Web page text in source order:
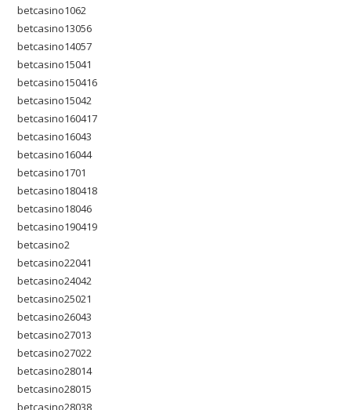
betcasino1062
betcasino13056
betcasino14057
betcasino15041
betcasino150416
betcasino15042
betcasino160417
betcasino16043
betcasino16044
betcasino1701
betcasino180418
betcasino18046
betcasino190419
betcasino2
betcasino22041
betcasino24042
betcasino25021
betcasino26043
betcasino27013
betcasino27022
betcasino28014
betcasino28015
betcasino28038